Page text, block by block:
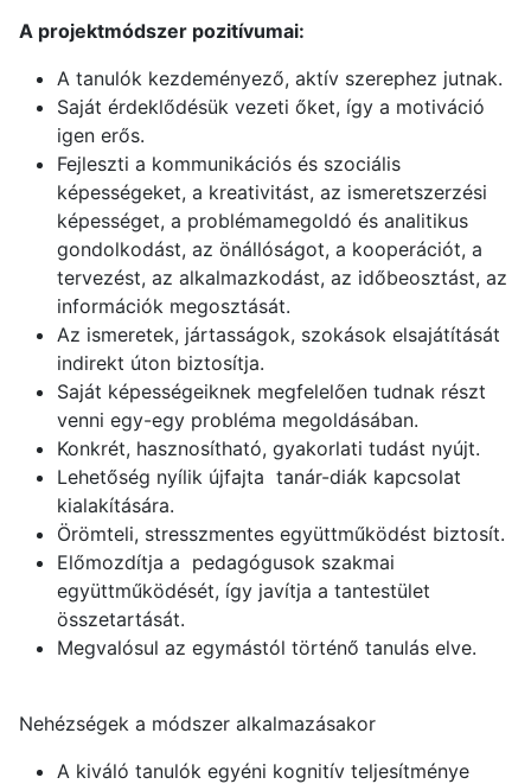
A projektmódszer pozitívumai:
A tanulók kezdeményező, aktív szerephez jutnak.
Saját érdeklődésük vezeti őket, így a motiváció
igen erős.
Fejleszti a kommunikációs és szociális
képességeket, a kreativitást, az ismeretszerzési
képességet, a problémamegoldó és analitikus
gondolkodást, az önállóságot, a kooperációt, a
tervezést, az alkalmazkodást, az időbeosztást, az
információk megosztását.
Az ismeretek, jártasságok, szokások elsajátítását
indirekt úton biztosítja.
Saját képességeiknek megfelelően tudnak részt
venni egy-egy probléma megoldásában.
Konkrét, hasznosítható, gyakorlati tudást nyújt.
Lehetőség nyílik újfajta tanár-diák kapcsolat
kialakítására.
Örömteli, stresszmentes együttműködést biztosít.
Előmozdítja a pedagógusok szakmai
együttműködését, így javítja a tantestület
összetartását.
Megvalósul az egymástól történő tanulás elve.
Nehézségek a módszer alkalmazásakor
A kiváló tanulók egyéni kognitív teljesítménye